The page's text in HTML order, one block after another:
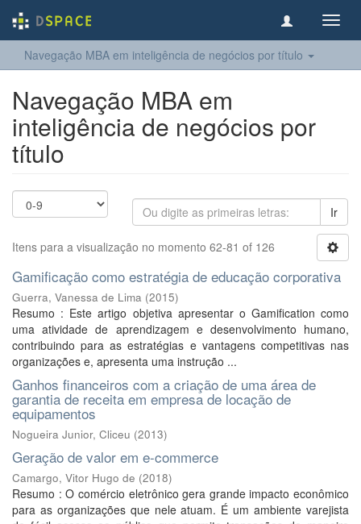
Navegação MBA em inteligência de negócios por título
Navegação MBA em
inteligência de negócios por
título
Ir
Itens para a visualização no momento 62-81 of 126
Gamificação como estratégia de educação corporativa
Guerra, Vanessa de Lima (2015)
Resumo : Este artigo objetiva apresentar o Gamification como
uma atividade de aprendizagem e desenvolvimento humano,
contribuindo para as estratégias e vantagens competitivas nas
organizações e, apresenta uma instrução ...
Ganhos financeiros com a criação de uma área de
garantia de receita em empresa de locação de
equipamentos
Nogueira Junior, Cliceu (2013)
Geração de valor em e-commerce
Camargo, Vitor Hugo de (2018)
Resumo : O comércio eletrônico gera grande impacto econômico
para as organizações que nele atuam. É um ambiente varejista